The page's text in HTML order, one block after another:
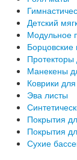
Детский
Модульное
Борцовские
Протекторы
Манекены
Коврики
Эва листы
Покрытия
Покрытия
Сухие